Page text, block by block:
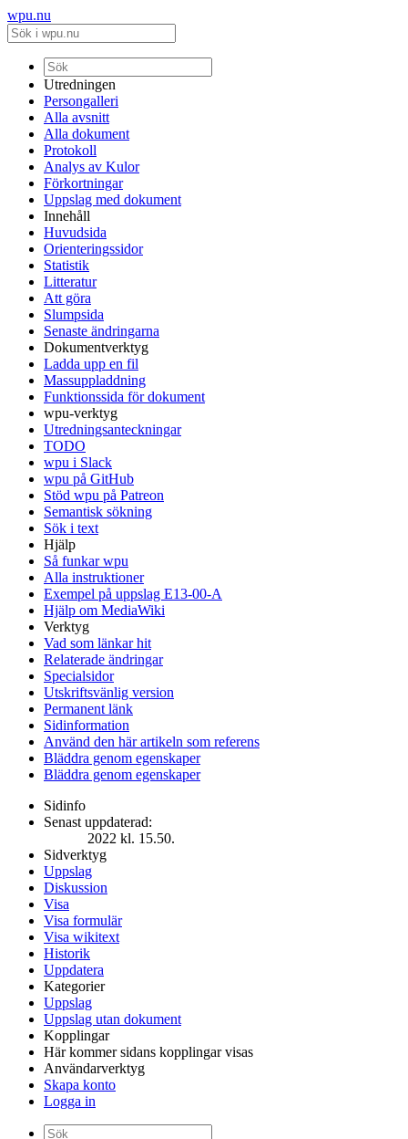
wpu.nu
Utredningen
Persongalleri
Alla avsnitt
Alla dokument
Protokoll
Analys av Kulor
Förkortningar
Uppslag med dokument
Innehåll
Huvudsida
Orienteringssidor
Statistik
Litteratur
Att göra
Slumpsida
Senaste ändringarna
Dokumentverktyg
Ladda upp en fil
Massuppladdning
Funktionssida för dokument
wpu-verktyg
Utredningsanteckningar
TODO
wpu i Slack
wpu på GitHub
Stöd wpu på Patreon
Semantisk sökning
Sök i text
Hjälp
Så funkar wpu
Alla instruktioner
Exempel på uppslag E13-00-A
Hjälp om MediaWiki
Verktyg
Vad som länkar hit
Relaterade ändringar
Specialsidor
Utskriftsvänlig version
Permanent länk
Sidinformation
Använd den här artikeln som referens
Bläddra genom egenskaper
Bläddra genom egenskaper
Sidinfo
Senast uppdaterad:
2022 kl. 15.50.
Sidverktyg
Uppslag
Diskussion
Visa
Visa formulär
Visa wikitext
Historik
Uppdatera
Kategorier
Uppslag
Uppslag utan dokument
Kopplingar
Här kommer sidans kopplingar visas
Användarverktyg
Skapa konto
Logga in